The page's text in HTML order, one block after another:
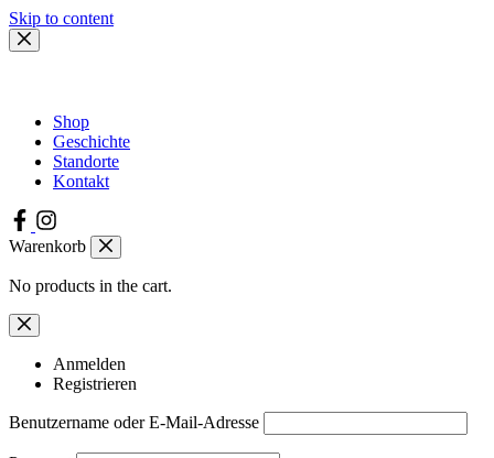
Skip to content
Shop
Geschichte
Standorte
Kontakt
Warenkorb
No products in the cart.
Anmelden
Registrieren
Benutzername oder E-Mail-Adresse